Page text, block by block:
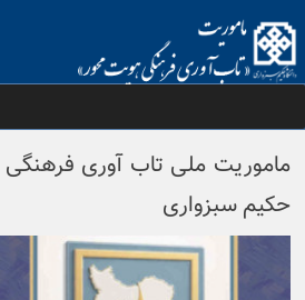
to
content
ماموریت ملی تاب آوری
حکیم سبزواری